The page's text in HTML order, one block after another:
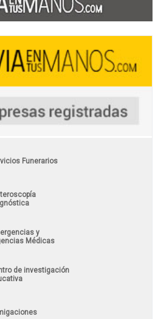
Funerarios
y
Médicas
de investigación